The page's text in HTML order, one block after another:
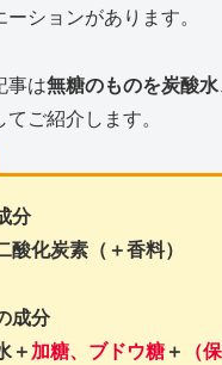
ションがあります。
事は無糖のものを炭酸水
ご紹介します。
分
化炭素（＋香料）
成分
＋加糖、ブドウ糖＋ （